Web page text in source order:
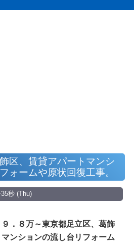
パート・
に特化した原状回復・空
す～
区、賃貸アパートマンシ
ォームや原状回復工事。
秒 (Thu)
．８万～東京都足立区、葛飾
ンションの流し台リフォーム